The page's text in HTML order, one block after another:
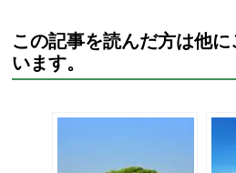
この記事を読んだ方は他
います。